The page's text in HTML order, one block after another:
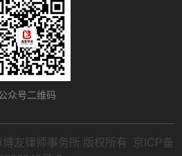
众号二维码
友律师事务所 版权所有 京ICP备